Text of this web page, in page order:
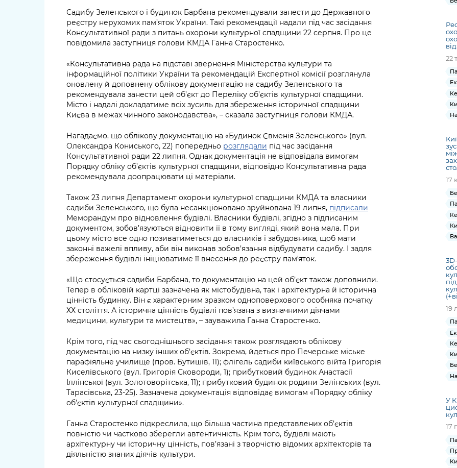
Садибу Зеленського і будинок Барбана рекомендували занести до Державного
реєстру нерухомих пам’яток України. Такі рекомендації надали під час засідання
Консультативної ради з питань охорони культурної спадщини 22 серпня. Про це
повідомила заступниця голови КМДА Ганна Старостенко.
«Консультативна рада на підставі звернення Міністерства культури та
інформаційної політики України та рекомендацій Експертної комісії розглянула
оновлену й доповнену облікову документацію на садибу Зеленського та
рекомендувала занести цей об’єкт до Переліку об’єктів культурної спадщини.
Місто і надалі докладатиме всіх зусиль для збереження історичної спадщини
Києва в межах чинного законодавства», – сказала заступниця голови КМДА.
Нагадаємо, що облікову документацію на «Будинок Євменія Зеленського» (вул.
Олександра Кониського, 22) попередньо розглядали під час засідання
Консультативної ради 22 липня. Однак документація не відповідала вимогам
Порядку обліку об’єктів культурної спадщини, відповідно Консультативна рада
рекомендувала доопрацювати ці матеріали.
Також 23 липня Департамент охорони культурної спадщини КМДА та власники
садиби Зеленського, що була несанкціоновано зруйнована 19 липня, підписали
Меморандум про відновлення будівлі. Власники будівлі, згідно з підписаним
документом, зобов’язуються відновити її в тому вигляді, який вона мала. При
цьому місто все одно позиватиметься до власників і забудовника, щоб мати
законні важелі впливу, аби він виконав зобов’язання відбудувати садибу. І задля
збереження будівлі ініціюватиме її внесення до реєстру памʼяток.
«Що стосується садиби Барбана, то документацію на цей об’єкт також доповнили.
Тепер в обліковій картці зазначена як містобудівна, так і архітектурна й історична
цінність будинку. Він є характерним зразком одноповерхового особняка початку
ХХ століття. А історична цінність будівлі пов’язана з визначними діячами
медицини, культури та мистецтв», – зауважила Ганна Старостенко.
Крім того, під час сьогоднішнього засідання також розглядають облікову
документацію на низку інших об’єктів. Зокрема, йдеться про Печерське міське
парафіяльне училище (пров. Бутишів, 11); флігель садиби київського війта Григорія
Киселівського (вул. Григорія Сковороди, 1); прибутковий будинок Анастасії
Іллінської (вул. Золотоворітська, 11); прибутковий будинок родини Зелінських (вул.
Тарасівська, 23-25). Зазначена документація відповідає вимогам «Порядку обліку
об’єктів культурної спадщини».
Ганна Старостенко підкреслила, що більша частина представлених об’єктів
повністю чи частково зберегли автентичність. Крім того, будівлі мають
архітектурну чи історичну цінність, пов’язані з творчістю відомих архітекторів та
діяльністю знаних діячів культури.
22
17
19
У
17